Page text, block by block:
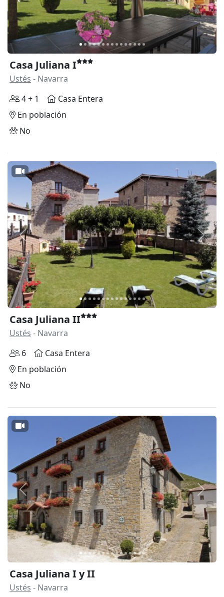
Casa Juliana I
Ustés - Navarra
4 + 1
Casa Entera
En población
No
Anterior
Casa Juliana II
Ustés - Navarra
6
Casa Entera
En población
No
Anterior
Casa Juliana I y II
Ustés - Navarra